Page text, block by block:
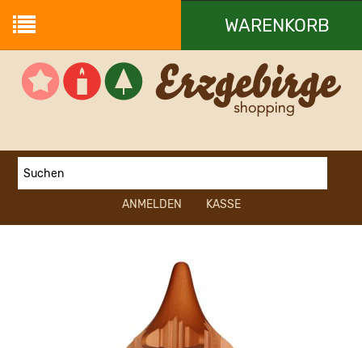
WARENKORB
Ihr Warenkorb ist leer.
ANMELDEN KASSE